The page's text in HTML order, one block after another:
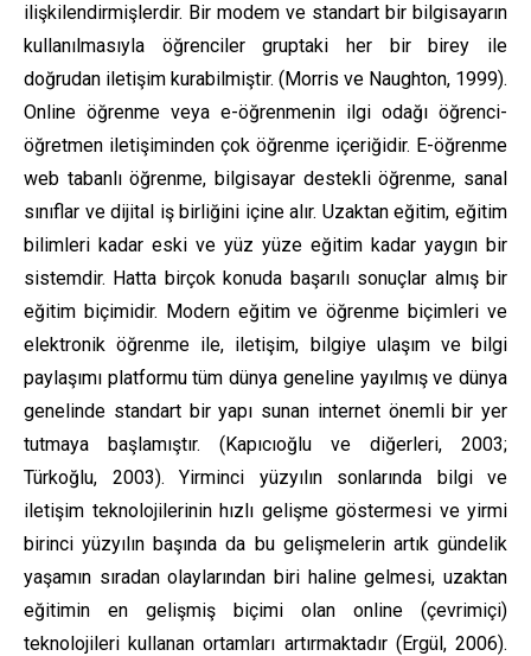
ilişkilendirmişlerdir. Bir modem ve standart bir bilgisayarın
kullanılmasıyla öğrenciler gruptaki her bir birey ile
doğrudan iletişim kurabilmiştir. (Morris ve Naughton, 1999).
Online öğrenme veya e-öğrenmenin ilgi odağı öğrenci-
öğretmen iletişiminden çok öğrenme içeriğidir. E-öğrenme
web tabanlı öğrenme, bilgisayar destekli öğrenme, sanal
sınıflar ve dijital iş birliğini içine alır. Uzaktan eğitim, eğitim
bilimleri kadar eski ve yüz yüze eğitim kadar yaygın bir
sistemdir. Hatta birçok konuda başarılı sonuçlar almış bir
eğitim biçimidir. Modern eğitim ve öğrenme biçimleri ve
elektronik öğrenme ile, iletişim, bilgiye ulaşım ve bilgi
paylaşımı platformu tüm dünya geneline yayılmış ve dünya
genelinde standart bir yapı sunan internet önemli bir yer
tutmaya başlamıştır. (Kapıcıoğlu ve diğerleri, 2003;
Türkoğlu, 2003). Yirminci yüzyılın sonlarında bilgi ve
iletişim teknolojilerinin hızlı gelişme göstermesi ve yirmi
birinci yüzyılın başında da bu gelişmelerin artık gündelik
yaşamın sıradan olaylarından biri haline gelmesi, uzaktan
eğitimin en gelişmiş biçimi olan online (çevrimiçi)
teknolojileri kullanan ortamları artırmaktadır (Ergül, 2006).